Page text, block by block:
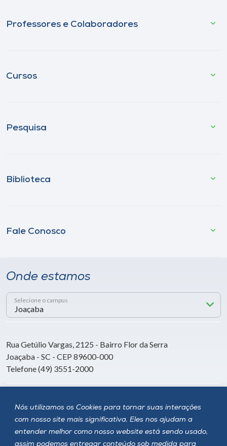
Nós utilizamos os Cookies para tornar suas interações
com nosso site mais significativa. Eles nos ajudam a
entender melhor como nosso website está sendo usado,
assim podemos entregar conteúdo sob medida para
Professores e Colaboradores
Cursos
Pesquisa
Biblioteca
Fale Conosco
Onde estamos
Selecione o campus
Rua Getúlio Vargas, 2125 - Bairro Flor da Serra
Joaçaba - SC - CEP 89600-000
Telefone (49) 3551-2000
Siga a Unoesc